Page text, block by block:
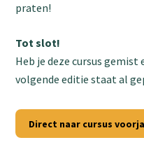
praten!
Tot slot!
Heb je deze cursus gemist
volgende editie staat al
Direct naar cursus